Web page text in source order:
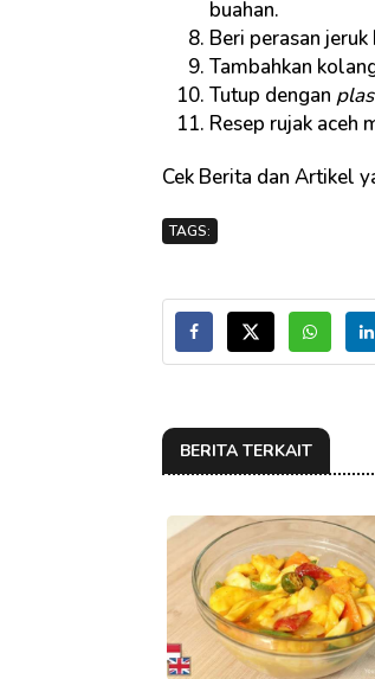
buahan.
Beri perasan
Tambahkan
Tutup dengan
Resep rujak aceh
Cek Berita dan Artikel
TAGS:
BERITA TERKAIT